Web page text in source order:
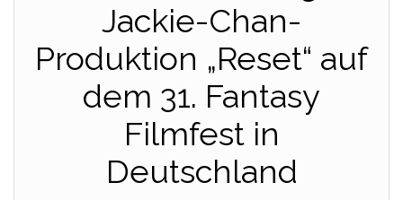
Jackie-Chan-
Produktion „Reset“ auf
dem 31. Fantasy
Filmfest in
Deutschland